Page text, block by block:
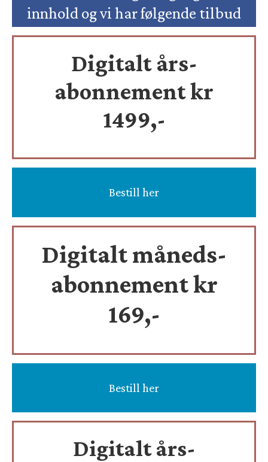
innhold og vi har følgende tilbud
Digitalt års-
abonnement kr
1499,-
Bestill her
Digitalt måneds-
abonnement kr
169,-
Bestill her
Digitalt års-